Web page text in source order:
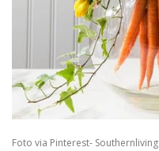
Foto via Pinterest- Southernliving